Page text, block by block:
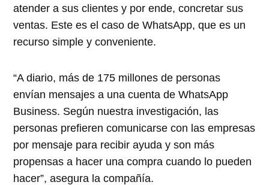
atender a sus clientes y por ende, concretar sus
ventas. Este es el caso de WhatsApp, que es un
recurso simple y conveniente.
“A diario, más de 175 millones de personas
envían mensajes a una cuenta de WhatsApp
Business. Según nuestra investigación, las
personas prefieren comunicarse con las empresas
por mensaje para recibir ayuda y son más
propensas a hacer una compra cuando lo pueden
hacer”, asegura la compañía.